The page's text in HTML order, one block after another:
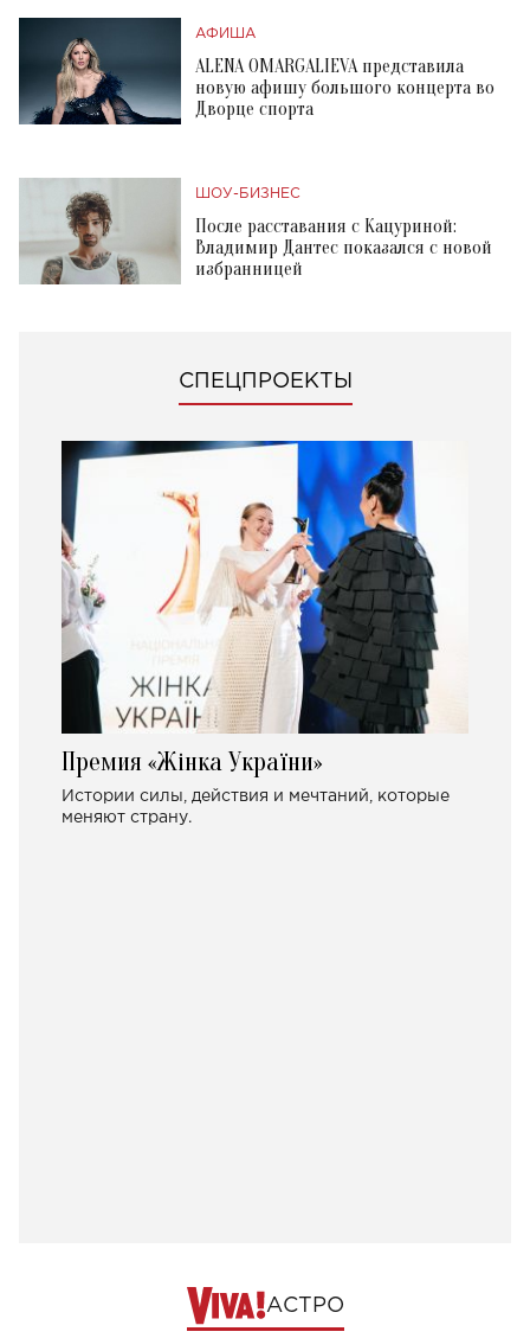
АФИША
ALENA OMARGALIEVA представила
новую афишу большого концерта во
Дворце спорта
ШОУ-БИЗНЕС
После расставания с Кацуриной:
Владимир Дантес показался с новой
избранницей
СПЕЦПРОЕКТЫ
Премия «Жінка України»
Истории силы, действия и мечтаний, которые
меняют страну.
АСТРО